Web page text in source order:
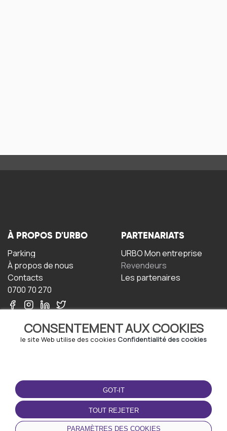
CONSENTEMENT AUX COOKIES
le site Web utilise des cookies Confidentialité des cookies
GOT-IT
TOUT REJETER
PARAMÈTRES DES COOKIES
À PROPOS D'URBO
Parking
À propos de nous
Contacts
0700 70 270
PARTENARIATS
URBO Mon entreprise
Revendeurs
Les partenaires
TERMS-OF-USE
Termes et conditions
Politique de confidentialité
Politique relative aux
cookies
TÉLÉCHARGEZ
L'APPLICATION